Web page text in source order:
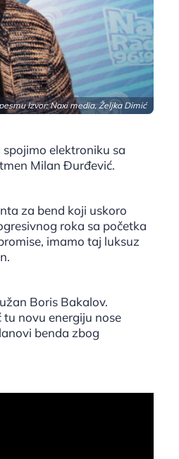
Izvor: Naxi media, Željka Dimić
elektroniku sa
Milan Đurđević.
za bend koji uskoro
roka sa početka
imamo taj luksuz
Boris Bakalov.
novu energiju nose
benda zbog